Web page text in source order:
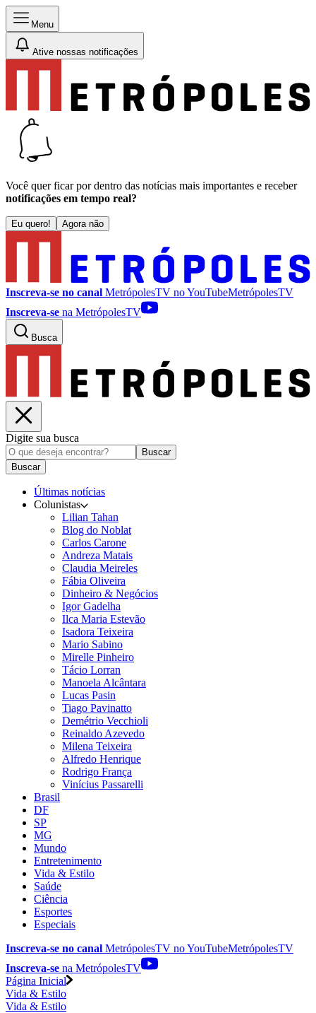
Menu
Ative nossas notificações
Você quer ficar por dentro das notícias mais importantes e receber
notificações em tempo real?
Eu quero! Agora não
Inscreva-se no canal MetrópolesTV noYouTubeMetrópolesTV
Inscreva-se na MetrópolesTV
Busca
Digite sua busca
Buscar
Buscar
Últimas notícias
Colunistas
Lilian Tahan
Blog do Noblat
Carlos Carone
Andreza Matais
Claudia Meireles
Fábia Oliveira
Dinheiro & Negócios
Igor Gadelha
Ilca Maria Estevão
Isadora Teixeira
Mario Sabino
Mirelle Pinheiro
Tácio Lorran
Manoela Alcântara
Lucas Pasin
Tiago Pavinatto
Demétrio Vecchioli
Reinaldo Azevedo
Milena Teixeira
Alfredo Henrique
Rodrigo França
Vinícius Passarelli
Brasil
DF
SP
MG
Mundo
Entretenimento
Vida & Estilo
Saúde
Ciência
Esportes
Especiais
Inscreva-se no canal MetrópolesTV noYouTubeMetrópolesTV
Inscreva-se na MetrópolesTV
Página Inicial
Vida & Estilo
Vida & Estilo